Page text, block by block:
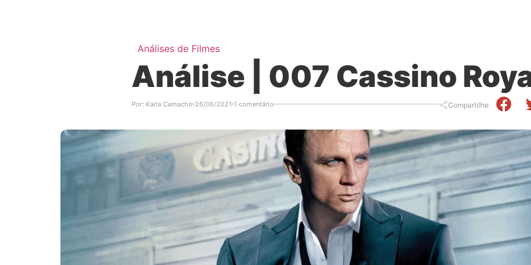
Análises de Filmes
Análise | 007 Cassino
Por: Karla Camacho 26/06/2021 1 comentário Compartilhe: